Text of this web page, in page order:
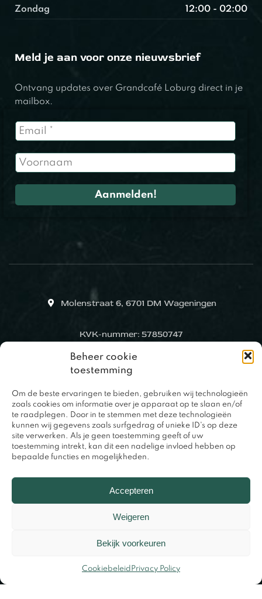
Beheer cookie
toestemming
Om de beste ervaringen te bieden, gebruiken wij technologieën
zoals cookies om informatie over je apparaat op te slaan en/of
te raadplegen. Door in te stemmen met deze technologieën
kunnen wij gegevens zoals surfgedrag of unieke ID's op deze
site verwerken. Als je geen toestemming geeft of uw
toestemming intrekt, kan dit een nadelige invloed hebben op
bepaalde functies en mogelijkheden.
Accepteren
Weigeren
Bekijk voorkeuren
Cookiebeleid Privacy Policy
Zondag 12:00 - 02:00
Meld je aan voor onze nieuwsbrief
Ontvang updates over Grandcafé Loburg direct in je
mailbox.
Molenstraat 6, 6701 DM Wageningen
KVK-nummer: 57850747
0317 – 420848